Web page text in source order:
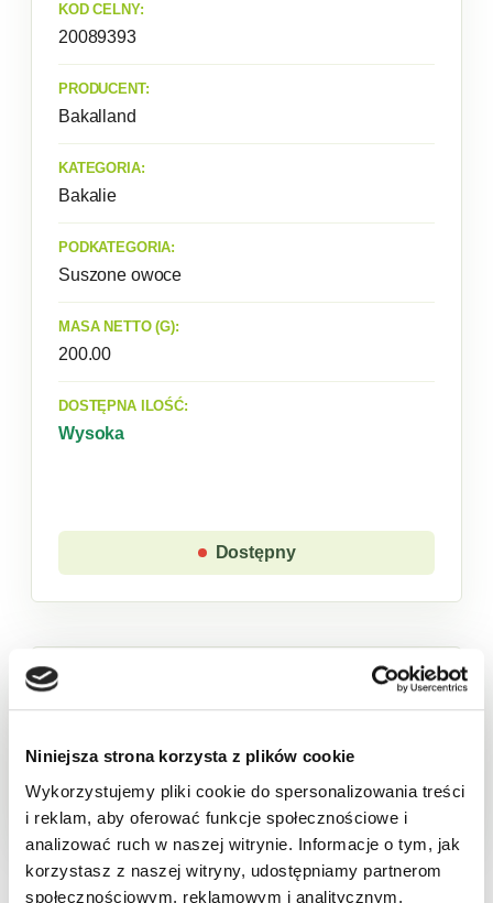
Niniejsza strona korzysta z plików cookie
Wykorzystujemy pliki cookie do spersonalizowania treści
i reklam, aby oferować funkcje społecznościowe i
analizować ruch w naszej witrynie. Informacje o tym, jak
korzystasz z naszej witryny, udostępniamy partnerom
społecznościowym, reklamowym i analitycznym.
KOD CELNY:
20089393
PRODUCENT:
Bakalland
KATEGORIA:
Bakalie
PODKATEGORIA:
Suszone owoce
MASA NETTO (G):
200.00
DOSTĘPNA ILOŚĆ:
Wysoka
Dostępny
Sklep w trybie katalogowym. Zaloguj się, aby
złożyć zamówienie.
Produkt chwilowo niedostępny
Opis Cechy Skład Wartości odżywcze